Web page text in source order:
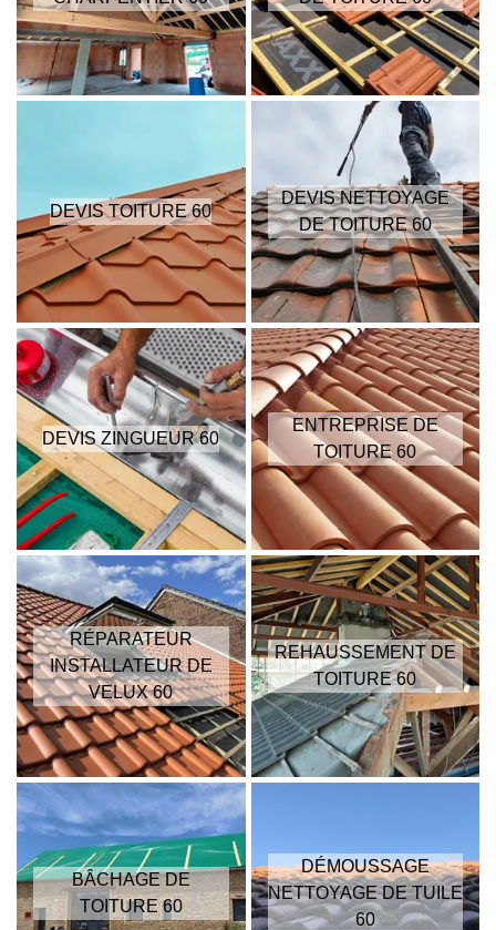
DEVIS TOITURE 60
DEVIS NETTOYAGE
DE TOITURE 60
DEVIS ZINGUEUR 60
ENTREPRISE DE
TOITURE 60
RÉPARATEUR
INSTALLATEUR DE
VELUX 60
REHAUSSEMENT DE
TOITURE 60
BÂCHAGE DE
TOITURE 60
DÉMOUSSAGE
NETTOYAGE DE TUILE
60